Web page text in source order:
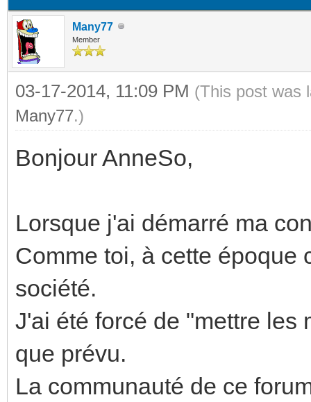
Many77
Member
03-17-2014, 11:09 PM (This post was
Many77.)
Bonjour AnneSo,
Lorsque j'ai démarré ma
Comme toi, à cette époque
société.
J'ai été forcé de "mettre les
que prévu.
La communauté de ce